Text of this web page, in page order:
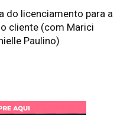
do licenciamento para a
cliente (com Marici
Paulino)